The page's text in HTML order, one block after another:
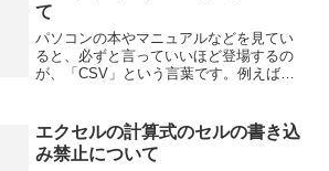
て
パソコンの本やマニュアルなどを見てい
ると、必ずと言っていいほど登場するの
が、「CSV」という言葉です。例えば、
ートすれば、エクセルで見ることができ
ます」「作成したデー...
エクセルの計算式のセルの書き込
み禁止について